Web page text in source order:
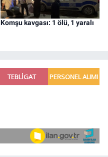
Komşu kavgası: 1 ölü, 1 yaralı